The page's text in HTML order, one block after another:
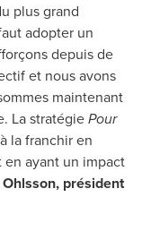
plus grand
adopter un
depuis de
et nous avons
maintenant
La stratégiePour
la franchir en
ayant un impact
président